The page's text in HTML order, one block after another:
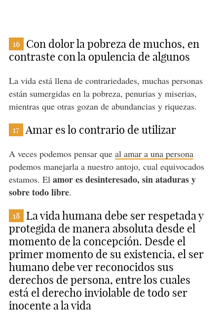
16
Con dolor la pobreza de muchos, en
contraste con la opulencia de algunos
La vida está llena de contrariedades, muchas personas
están sumergidas en la pobreza, penurias y miserias,
mientras que otras gozan de abundancias y riquezas.
17 Amar es lo contrario de utilizar
A veces podemos pensar que al amar a una persona
podemos manejarla a nuestro antojo, cual equivocados
estamos. El amor es desinteresado, sin ataduras y
sobre todo libre.
18
La vida humana debe ser respetada y
protegida de manera absoluta desde el
momento de la concepción. Desde el
primer momento de su existencia, el ser
humano debe ver reconocidos sus
derechos de persona, entre los cuales
está el derecho inviolable de todo ser
inocente a la vida